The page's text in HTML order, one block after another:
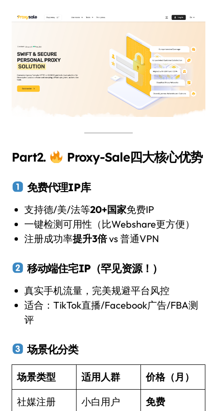
Part2. Proxy-Sale四大核心优势
免费代理IP库
支持德/美/法等20+国家免费IP
一键检测可用性（比Webshare更方便）
注册成功率提升3倍vs 普通VPN
移动端住宅IP （罕见资源！）
真实手机流量，完美规避平台风控
适合：TikTok直播/Facebook广告/FBA测
评
场景化分类
场景类型 适用人群 价格（月）
社媒注册 小白用户 免费